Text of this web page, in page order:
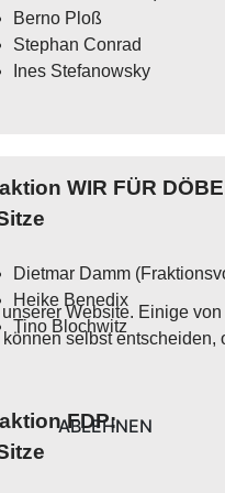
Berno Ploß
Stephan Conrad
Ines Stefanowsky
WIR FÜR
Dietmar Damm
Heike Benedix
Tino Blochwitz
FDP:
Website. Einige
selbst
ABLEHNEN